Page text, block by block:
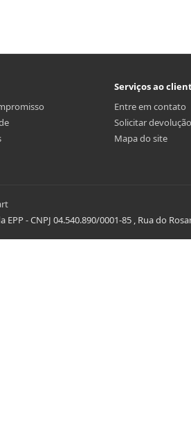
Serviços ao
Entre em contato
Solicitar devolução
Mapa do site
EPP - CNPJ 04.540.890/0001-85 , Rua do